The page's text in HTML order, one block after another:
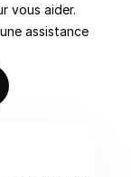
vous aider.
assistance